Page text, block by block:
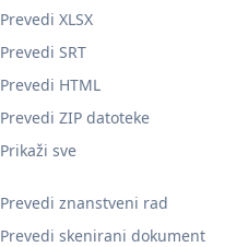
Prevedi znanstveni rad
Prevedi skenirani dokument
Prevedi XLSX
Prevedi SRT
Prevedi HTML
Prevedi ZIP datoteke
Prikaži sve